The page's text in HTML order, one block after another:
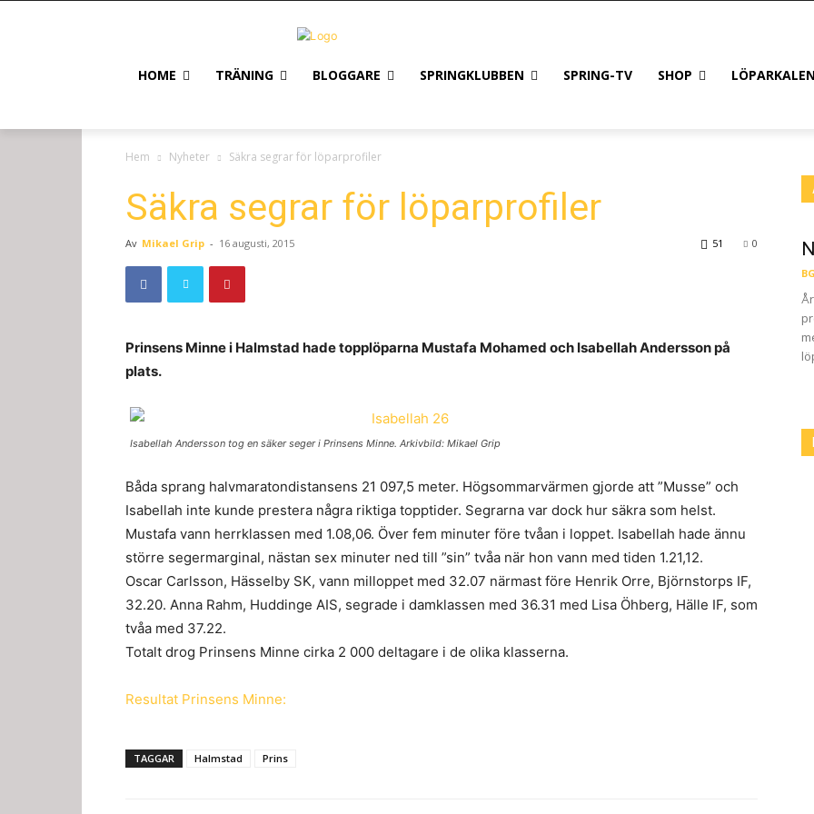
HOME TRÄNING BLOGGARE SPRINGKLUBBEN SPRING-TV SHOP
Hem Nyheter Säkra segrar för löparprofiler
Säkra segrar för löparprofiler
Av Mikael Grip - 16 augusti, 2015 0
51
Prinsens Minne i Halmstad hade topplöparna Mustafa Mohamed och Isabellah Andersson på
plats.
Isabellah Andersson tog en säker seger i Prinsens Minne. Arkivbild: Mikael Grip
Båda sprang halvmaratondistansens 21 097,5 meter. Högsommarvärmen gjorde att ”Musse” och
Isabellah inte kunde prestera några riktiga topptider. Segrarna var dock hur säkra som helst.
Mustafa vann herrklassen med 1.08,06. Över fem minuter före tvåan i loppet. Isabellah hade ännu
större segermarginal, nästan sex minuter ned till ”sin” tvåa när hon vann med tiden 1.21,12.
Oscar Carlsson, Hässelby SK, vann milloppet med 32.07 närmast före Henrik Orre, Björnstorps IF,
32.20. Anna Rahm, Huddinge AIS, segrade i damklassen med 36.31 med Lisa Öhberg, Hälle IF, som
tvåa med 37.22.
Totalt drog Prinsens Minne cirka 2 000 deltagare i de olika klasserna.
Resultat Prinsens Minne:
TAGGAR Halmstad Prins